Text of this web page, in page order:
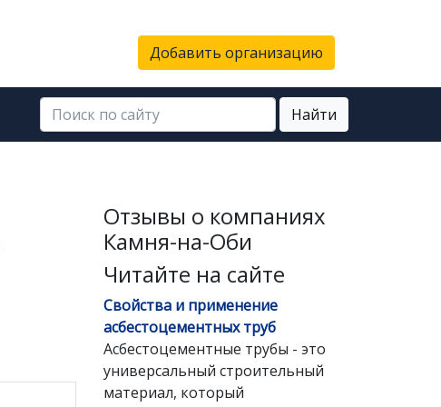
Добавить организацию
Найти
Отзывы о компаниях
Камня-на-Оби
Читайте на сайте
Свойства и применение
асбестоцементных труб
Асбестоцементные трубы - это
универсальный строительный
материал, который